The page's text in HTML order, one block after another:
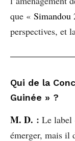
que « Simandou
perspectives, et
Qui de la
Guinée » ?
M. D. : Le label
émerger, mais il